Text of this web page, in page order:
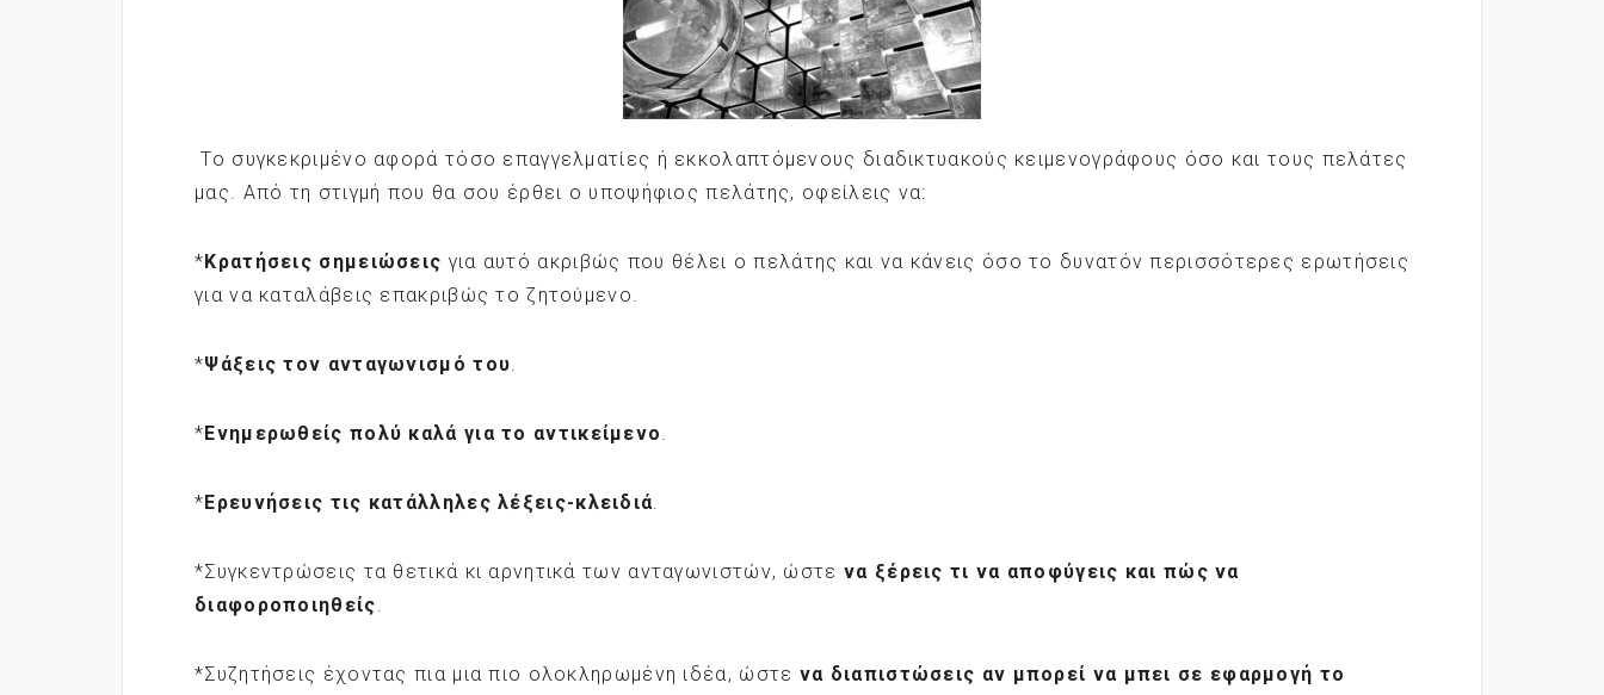
Το συγκεκριμένο αφορά τόσο επαγγελματίες ή εκκολαπτόμενους διαδικτυακούς κειμενογράφους όσο και τους πελάτες
μας. Από τη στιγμή που θα σου έρθει ο υποψήφιος πελάτης, οφείλεις να:
*Κρατήσεις σημειώσεις για αυτό ακριβώς που θέλει ο πελάτης και να κάνεις όσο το δυνατόν περισσότερες ερωτήσεις
για να καταλάβεις επακριβώς το ζητούμενο.
*Ψάξεις τον ανταγωνισμό του.
*Ενημερωθείς πολύ καλά για το αντικείμενο.
*Ερευνήσεις τις κατάλληλες λέξεις-κλειδιά.
*Συγκεντρώσεις τα θετικά κι αρνητικά των ανταγωνιστών, ώστε να ξέρεις τι να αποφύγεις και πώς να
διαφοροποιηθείς.
*Συζητήσεις έχοντας πια μια πιο ολοκληρωμένη ιδέα, ώστε να διαπιστώσεις αν μπορεί να μπει σε εφαρμογή το